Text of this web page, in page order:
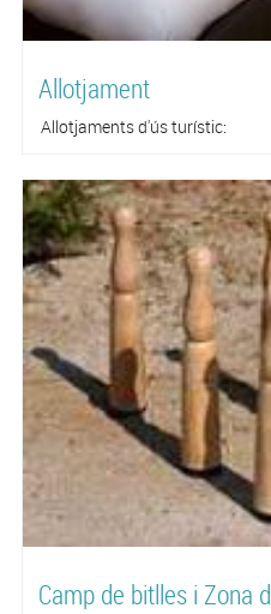
Allotjament
Allotjaments d'ús turístic:
Camp de bitlles i Zona